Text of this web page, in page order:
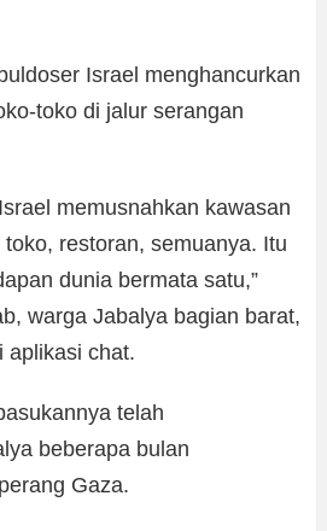
Israel menghancurkan
toko di jalur serangan
memusnahkan kawasan
restoran, semuanya. Itu
dunia bermata satu,”
warga Jabalya bagian barat,
aplikasi chat.
telah
beberapa bulan
Gaza.